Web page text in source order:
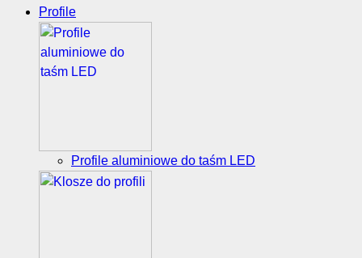
Profile
Profile aluminiowe do taśm LED